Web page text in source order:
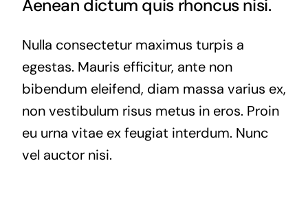
Aenean dictum quis rhoncus nisi.
Nulla consectetur maximus turpis a
egestas. Mauris efficitur, ante non
bibendum eleifend, diam massa varius ex,
non vestibulum risus metus in eros. Proin
eu urna vitae ex feugiat interdum. Nunc
vel auctor nisi.